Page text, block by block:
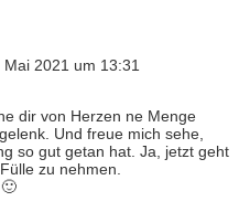
Mai 2021 um 13:31
dir von Herzen ne Menge
Und freue mich sehe,
so gut getan hat. Ja, jetzt geht
zu nehmen.